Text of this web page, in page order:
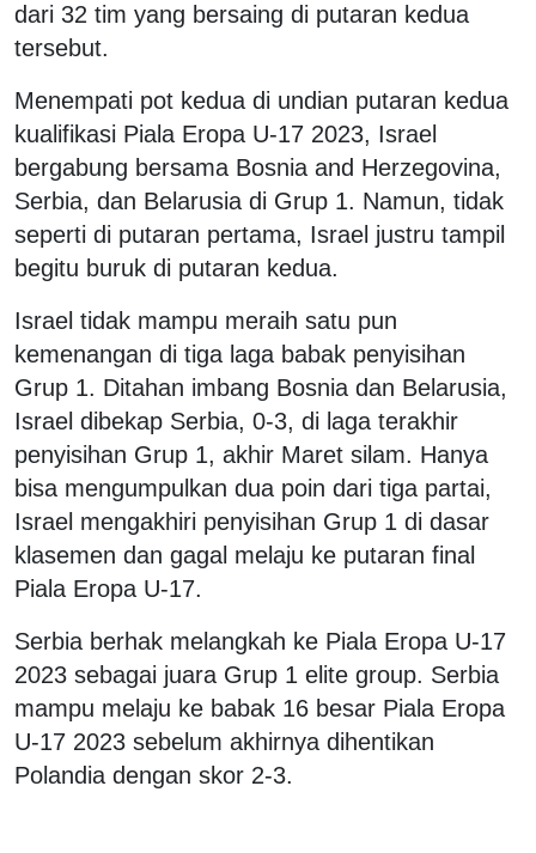
dari 32 tim yang bersaing di putaran kedua
tersebut.
Menempati pot kedua di undian putaran kedua
kualifikasi Piala Eropa U-17 2023, Israel
bergabung bersama Bosnia and Herzegovina,
Serbia, dan Belarusia di Grup 1. Namun, tidak
seperti di putaran pertama, Israel justru tampil
begitu buruk di putaran kedua.
Israel tidak mampu meraih satu pun
kemenangan di tiga laga babak penyisihan
Grup 1. Ditahan imbang Bosnia dan Belarusia,
Israel dibekap Serbia, 0-3, di laga terakhir
penyisihan Grup 1, akhir Maret silam. Hanya
bisa mengumpulkan dua poin dari tiga partai,
Israel mengakhiri penyisihan Grup 1 di dasar
klasemen dan gagal melaju ke putaran final
Piala Eropa U-17.
Serbia berhak melangkah ke Piala Eropa U-17
2023 sebagai juara Grup 1 elite group. Serbia
mampu melaju ke babak 16 besar Piala Eropa
U-17 2023 sebelum akhirnya dihentikan
Polandia dengan skor 2-3.